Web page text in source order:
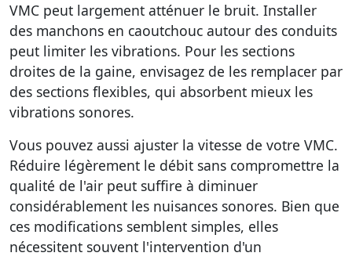
VMC peut largement atténuer le bruit. Installer
des manchons en caoutchouc autour des conduits
peut limiter les vibrations. Pour les sections
droites de la gaine, envisagez de les remplacer par
des sections flexibles, qui absorbent mieux les
vibrations sonores.
Vous pouvez aussi ajuster la vitesse de votre VMC.
Réduire légèrement le débit sans compromettre la
qualité de l'air peut suffire à diminuer
considérablement les nuisances sonores. Bien que
ces modifications semblent simples, elles
nécessitent souvent l'intervention d'un